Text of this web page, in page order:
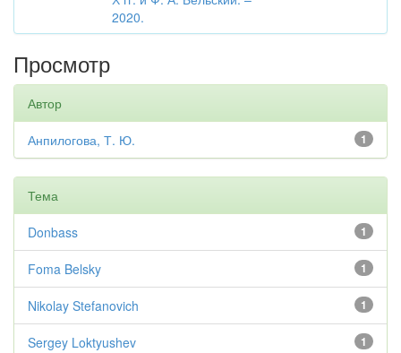
2020.
Просмотр
Автор
1
Анпилогова, Т. Ю.
Тема
1
Donbass
1
Foma Belsky
1
Nikolay Stefanovich
1
Sergey Loktyushev